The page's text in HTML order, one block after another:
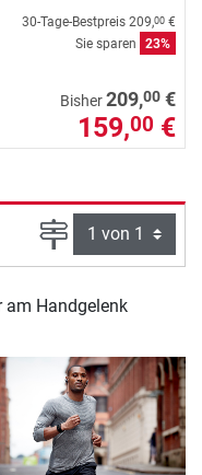
30-Tage-Bestpreis 209,00 €
Sie sparen
23%
Bisher209,00 €
159,00 €
Seite
am Handgelenk